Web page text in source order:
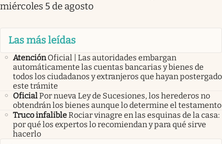
miércoles 5 de agosto
Las más leídas
Atención Oficial | Las autoridades embargan
automáticamente las cuentas bancarias y bienes de
todos los ciudadanos y extranjeros que hayan postergado
este trámite
OficialPor nueva Ley de Sucesiones, los herederos no
obtendrán los bienes aunque lo determine el testamento
Truco infalibleRociar vinagre en las esquinas de la casa:
por qué los expertos lo recomiendan y para qué sirve
hacerlo